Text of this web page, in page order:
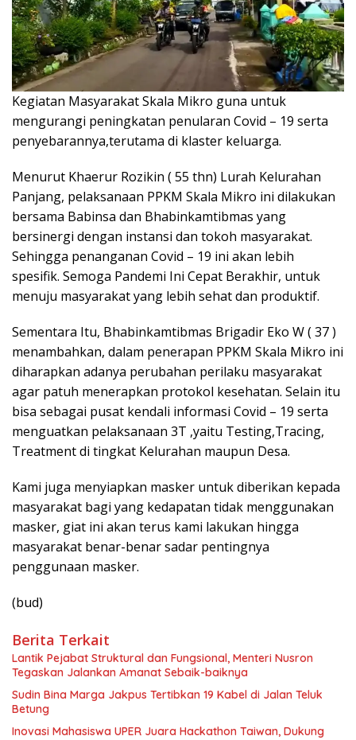
Kegiatan Masyarakat Skala Mikro guna untuk
mengurangi peningkatan penularan Covid – 19 serta
penyebarannya,terutama di klaster keluarga.
Menurut Khaerur Rozikin ( 55 thn) Lurah Kelurahan
Panjang, pelaksanaan PPKM Skala Mikro ini dilakukan
bersama Babinsa dan Bhabinkamtibmas yang
bersinergi dengan instansi dan tokoh masyarakat.
Sehingga penanganan Covid – 19 ini akan lebih
spesifik. Semoga Pandemi Ini Cepat Berakhir, untuk
menuju masyarakat yang lebih sehat dan produktif.
Sementara Itu, Bhabinkamtibmas Brigadir Eko W ( 37 )
menambahkan, dalam penerapan PPKM Skala Mikro ini
diharapkan adanya perubahan perilaku masyarakat
agar patuh menerapkan protokol kesehatan. Selain itu
bisa sebagai pusat kendali informasi Covid – 19 serta
menguatkan pelaksanaan 3T ,yaitu Testing,Tracing,
Treatment di tingkat Kelurahan maupun Desa.
Kami juga menyiapkan masker untuk diberikan kepada
masyarakat bagi yang kedapatan tidak menggunakan
masker, giat ini akan terus kami lakukan hingga
masyarakat benar-benar sadar pentingnya
penggunaan masker.
(bud)
Berita Terkait
Lantik Pejabat Struktural dan Fungsional, Menteri Nusron
Tegaskan Jalankan Amanat Sebaik-baiknya
Sudin Bina Marga Jakpus Tertibkan 19 Kabel di Jalan Teluk
Betung
Inovasi Mahasiswa UPER Juara Hackathon Taiwan, Dukung